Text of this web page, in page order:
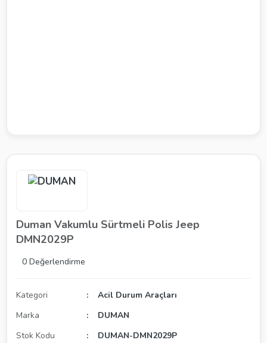
Duman Vakumlu Sürtmeli Polis Jeep
DMN2029P
0 Değerlendirme
Kategori
Acil Durum Araçları
Marka
DUMAN
Stok Kodu
DUMAN-DMN2029P